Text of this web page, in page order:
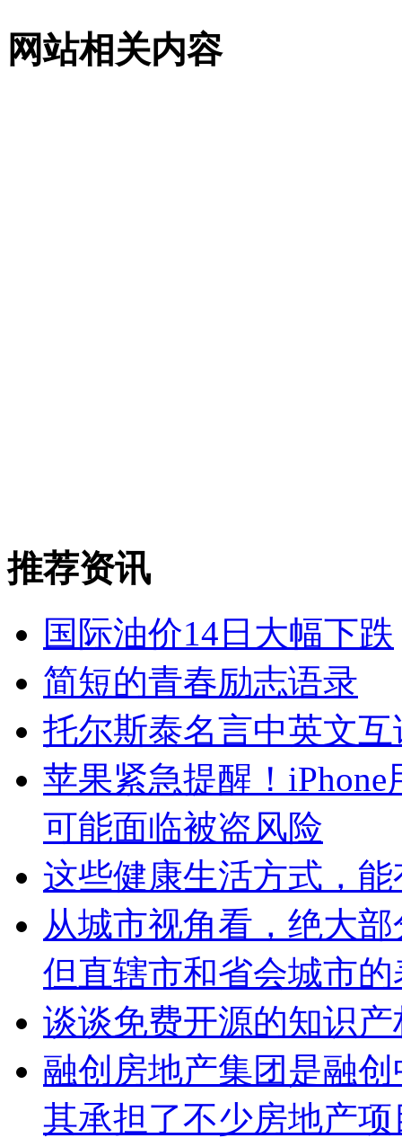
网站相关内容
推荐资讯
国际油价14日大幅下跌
简短的青春励志语录
托尔斯泰名言中英文互
苹果紧急提醒！
可能面临被盗风险
这些健康生活方式，
从城市视角看，绝大
但直辖市和省会城市
谈谈免费开源的知识
融创房地产集团是融
其承担了不少房地产